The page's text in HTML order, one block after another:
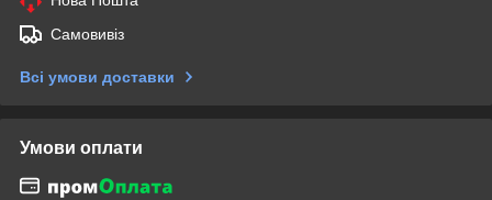
Самовивіз
Всі умови доставки
Умови оплати